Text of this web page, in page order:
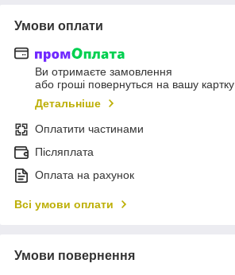
Умови оплати
Ви отримаєте замовлення
або гроші повернуться на вашу картку
Детальніше
Оплатити частинами
Післяплата
Оплата на рахунок
Всі умови оплати
Умови повернення